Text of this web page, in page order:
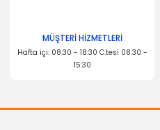
MÜŞTERİ HİZMETLERİ
Hafta içi: 08:30 - 18:30 C.tesi 08:30 -
15:30